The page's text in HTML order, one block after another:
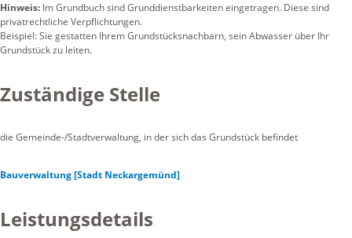
Hinweis: Im Grundbuch sind Grunddienstbarkeiten eingetragen. Diese sind
privatrechtliche Verpflichtungen.
Beispiel: Sie gestatten Ihrem Grundstücksnachbarn, sein Abwasser über Ihr
Grundstück zu leiten.
Zuständige Stelle
die Gemeinde-/Stadtverwaltung, in der sich das Grundstück befindet
Bauverwaltung [Stadt Neckargemünd]
Leistungsdetails